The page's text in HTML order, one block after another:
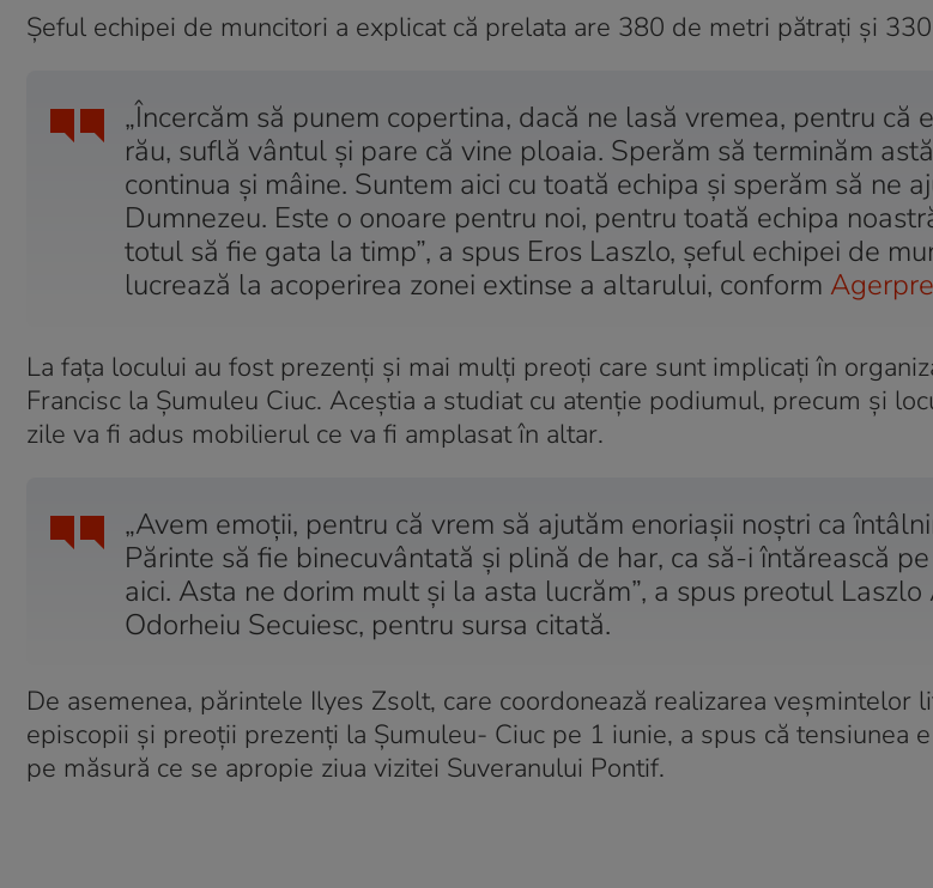
Șeful echipei de muncitori a explicat că prelata are 380 de metri pătrați și
„Încercăm să punem copertina, dacă ne lasă vremea, pentru că
rău, suflă vântul şi pare că vine ploaia. Sperăm să terminăm
continua şi mâine. Suntem aici cu toată echipa şi sperăm să ne
Dumnezeu. Este o onoare pentru noi, pentru toată echipa
totul să fie gata la timp”, a spus Eros Laszlo, șeful echipei de
lucrează la acoperirea zonei extinse a altarului, conform
La fața locului au fost prezenți și mai mulți preoți care sunt implicați în
Francisc la Șumuleu Ciuc. Aceștia a studiat cu atenție podiumul, precum și
zile va fi adus mobilierul ce va fi amplasat în altar.
„Avem emoţii, pentru că vrem să ajutăm enoriaşii noştri ca
Părinte să fie binecuvântată şi plină de har, ca să-i întărească
aici. Asta ne dorim mult şi la asta lucrăm”, a spus preotul
Odorheiu Secuiesc, pentru sursa citată.
De asemenea, părintele Ilyes Zsolt, care coordonează realizarea veşmintelor
episcopii şi preoţii prezenţi la Şumuleu- Ciuc pe 1 iunie, a spus că tensiunea
pe măsură ce se apropie ziua vizitei Suveranului Pontif.